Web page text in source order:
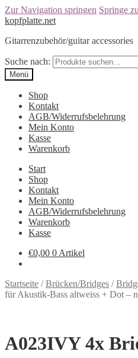
Zur Navigation springen Springe
kopfplatte.net
Gitarrenzubehör/guitar accessories
Suche nach:
Menü
Shop
Kontakt
AGB/Widerrufsbelehrung
Mein Konto
Kasse
Warenkorb
Start
Shop
Kontakt
Mein Konto
AGB/Widerrufsbelehrung
Warenkorb
Kasse
€0,00 0 Artikel
Startseite /Brücken/Bridges /
für Akustik-Bass altweiss + Dot –
A023IVY 4x